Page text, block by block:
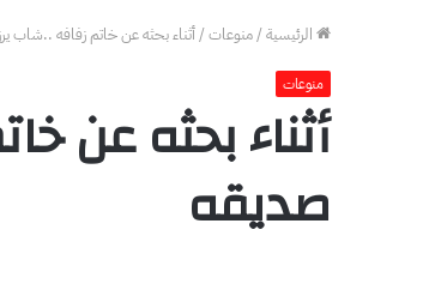
الرئيسية/منوعات/أثناء بحثه عن خاتم زفافه ..شاب
منوعات
أثناء بحثه عن
صديقه